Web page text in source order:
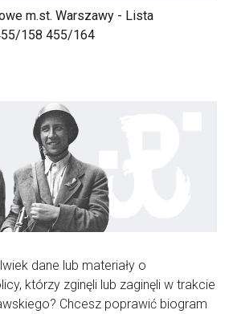
m.st. Warszawy - Lista
158 455/164
dane lub materiały o
którzy zginęli lub zaginęli w trakcie
Chcesz poprawić biogram